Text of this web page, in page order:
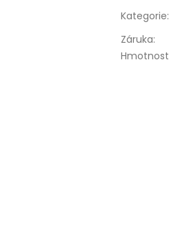
Kategorie:
Záruka:
Hmotnost